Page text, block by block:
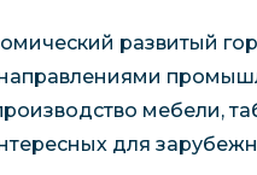
развитый
мебели,
для